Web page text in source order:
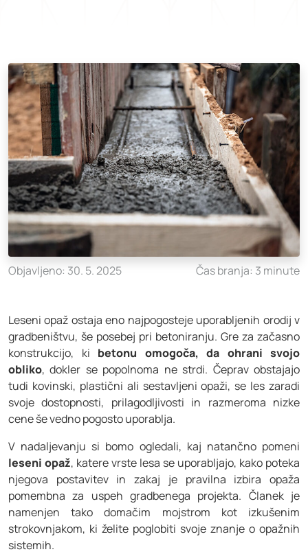
Objavljeno: 30. 5. 2025 Čas branja: 3 minute
Leseni opaž ostaja eno najpogosteje uporabljenih orodij v
gradbeništvu, še posebej pri betoniranju. Gre za začasno
konstrukcijo, ki betonu omogoča, da ohrani svojo
obliko, dokler se popolnoma ne strdi. Čeprav obstajajo
tudi kovinski, plastični ali sestavljeni opaži, se les zaradi
svoje dostopnosti, prilagodljivosti in razmeroma nizke
cene še vedno pogosto uporablja.
V nadaljevanju si bomo ogledali, kaj natančno pomeni
leseni opaž, katere vrste lesa se uporabljajo, kako poteka
njegova postavitev in zakaj je pravilna izbira opaža
pomembna za uspeh gradbenega projekta. Članek je
namenjen tako domačim mojstrom kot izkušenim
strokovnjakom, ki želite poglobiti svoje znanje o opažnih
sistemih.